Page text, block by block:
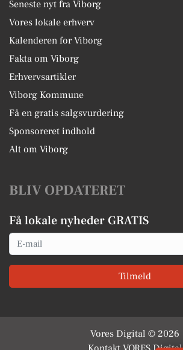
Seneste nyt fra Viborg
Vores lokale erhverv
Kalenderen for Viborg
Fakta om Viborg
Erhvervsartikler
Viborg Kommune
Få en gratis salgsvurdering
Sponsoreret indhold
Alt om Viborg
BLIV OPDATERET
Få lokale nyheder GRATIS
Email
Tilmeld
Vores Digital © 2026